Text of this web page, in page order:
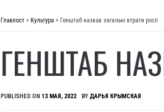
Главпост > Культура > Генштаб назвав загальні втрати росії
ГЕНШТАБ
PUBLISHED ON 13 МАЯ, 2022 BY ДАРЬЯ КРЫМСКАЯ